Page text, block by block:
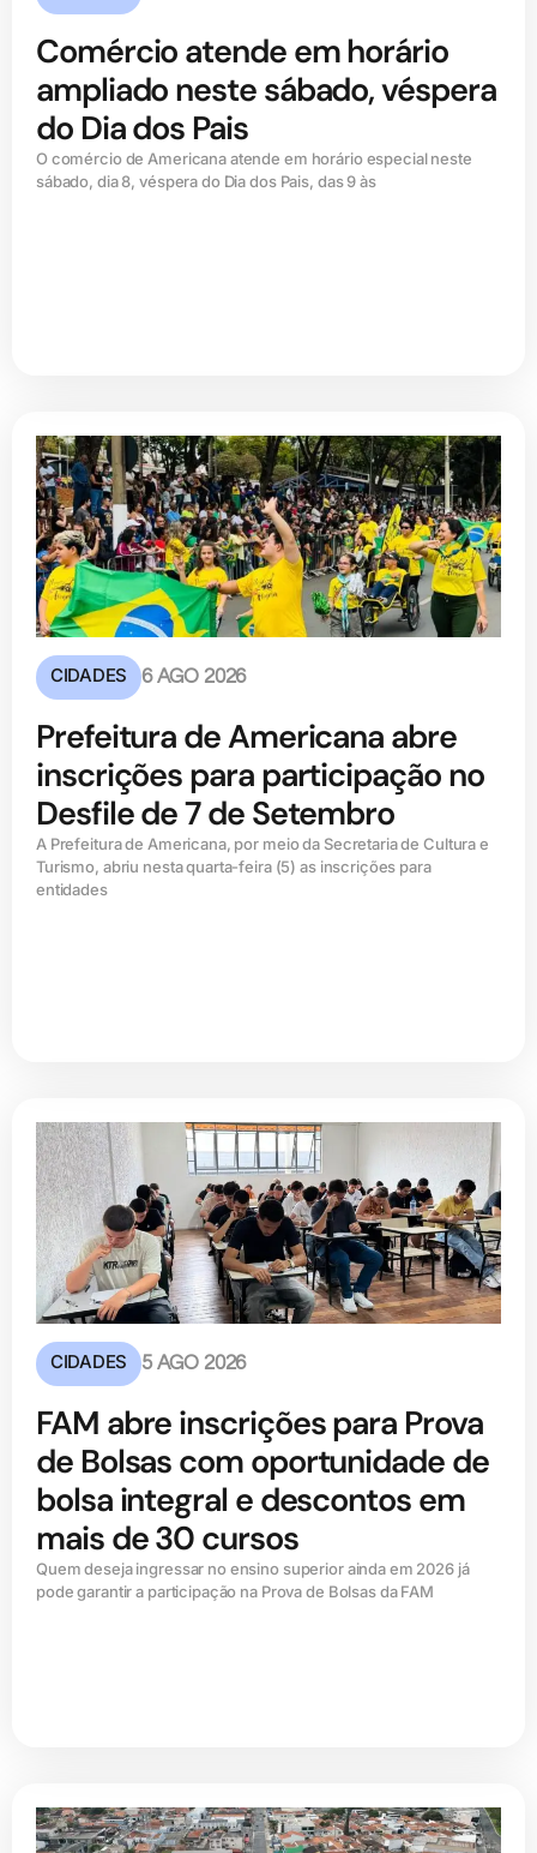
Comércio atende em horário
ampliado neste sábado, véspera
do Dia dos Pais
O comércio de Americana atende em horário especial neste
sábado, dia 8, véspera do Dia dos Pais, das 9 às
CIDADES 6 AGO 2026
Prefeitura de Americana abre
inscrições para participação no
Desfile de 7 de Setembro
A Prefeitura de Americana, por meio da Secretaria de Cultura e
Turismo, abriu nesta quarta-feira (5) as inscrições para
entidades
CIDADES 5 AGO 2026
FAM abre inscrições para Prova
de Bolsas com oportunidade de
bolsa integral e descontos em
mais de 30 cursos
Quem deseja ingressar no ensino superior ainda em 2026 já
pode garantir a participação na Prova de Bolsas da FAM